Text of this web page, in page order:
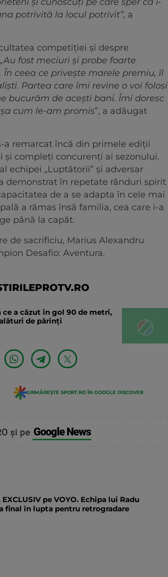
și cunoscuți pe care sper că i-
potrivită la locul potrivit”, a
competiției și despre
„Au fost meciuri și probe foarte
ceea ce privește marele premiu, îl
Partea care îmi revine o voi folosi
bucurăm de acești bani. Îmi doresc
cum le-am promis”, a adăugat
remarcat încă din primele ediții
compleți concurenți ai sezonului.
echipei „Luptătorii” și adversar
demonstrat în repetate rânduri spirit
de a se adapta în cele mai
a rămas însă familia, cea care i-a
până la capăt.
de sacrificiu, Marius Alexandru
Desafio: Aventura.
ce a căzut în gol 90 de metri,
de părinți
URMĂREȘTE SPORT.RO ÎN GOOGLE DISCOVER
și pe Google News
pe VOYO. Echipa lui Radu
final în lupta pentru retrogradare